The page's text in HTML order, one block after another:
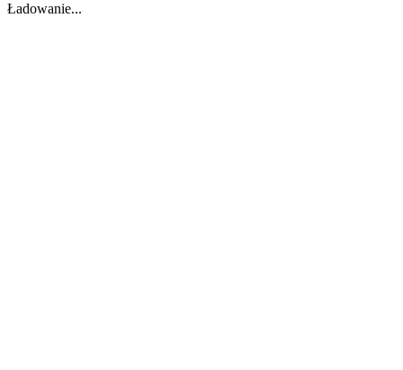
Ładowanie...